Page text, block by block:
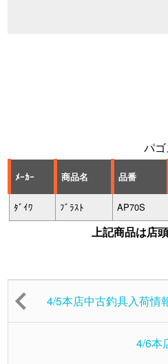
パ
ﾒｰｶｰ 商品名 品番
ﾀﾞｲﾜ ﾌﾞﾗｽﾄ AP70S
上記商品は店
4/5本店中古釣具入荷情
4/6本